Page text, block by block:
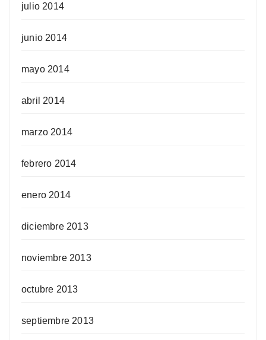
julio 2014
junio 2014
mayo 2014
abril 2014
marzo 2014
febrero 2014
enero 2014
diciembre 2013
noviembre 2013
octubre 2013
septiembre 2013